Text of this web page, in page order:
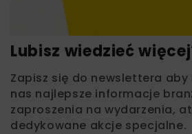
Lubisz wiedzieć
Zapisz się do newslettera
nas najlepsze informacje
zaproszenia na wydarzenia,
dedykowane akcje specjalne.